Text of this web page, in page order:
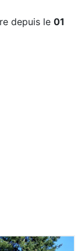
depuis le 01